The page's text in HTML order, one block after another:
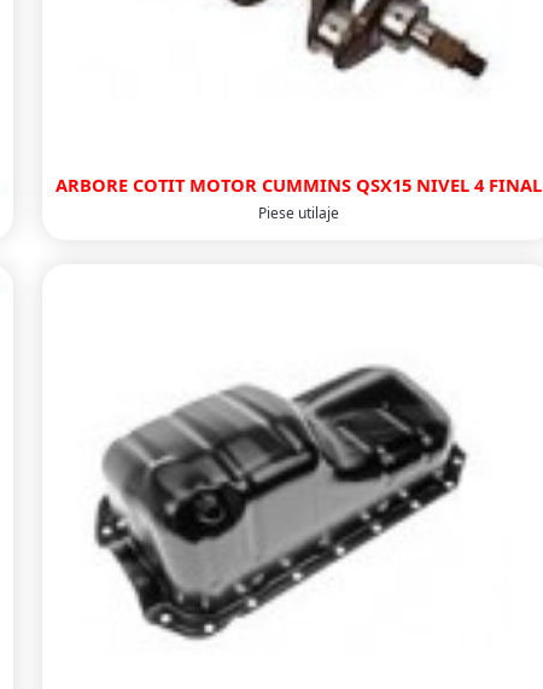
ARBORE COTIT MOTOR CUMMINS QSX15 NIVEL 4 FINAL
Piese utilaje